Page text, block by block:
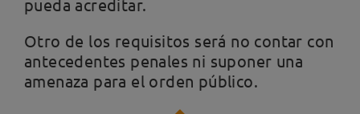
pueda acreditar.
Otro de los requisitos será no contar con
antecedentes penales ni suponer una
amenaza para el orden público.